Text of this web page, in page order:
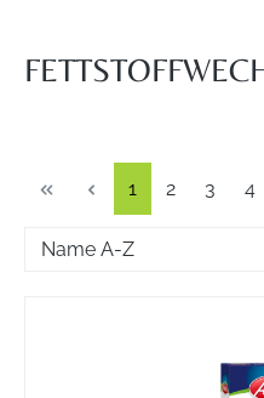
Seite
1 Seite
2 Seite
3 4